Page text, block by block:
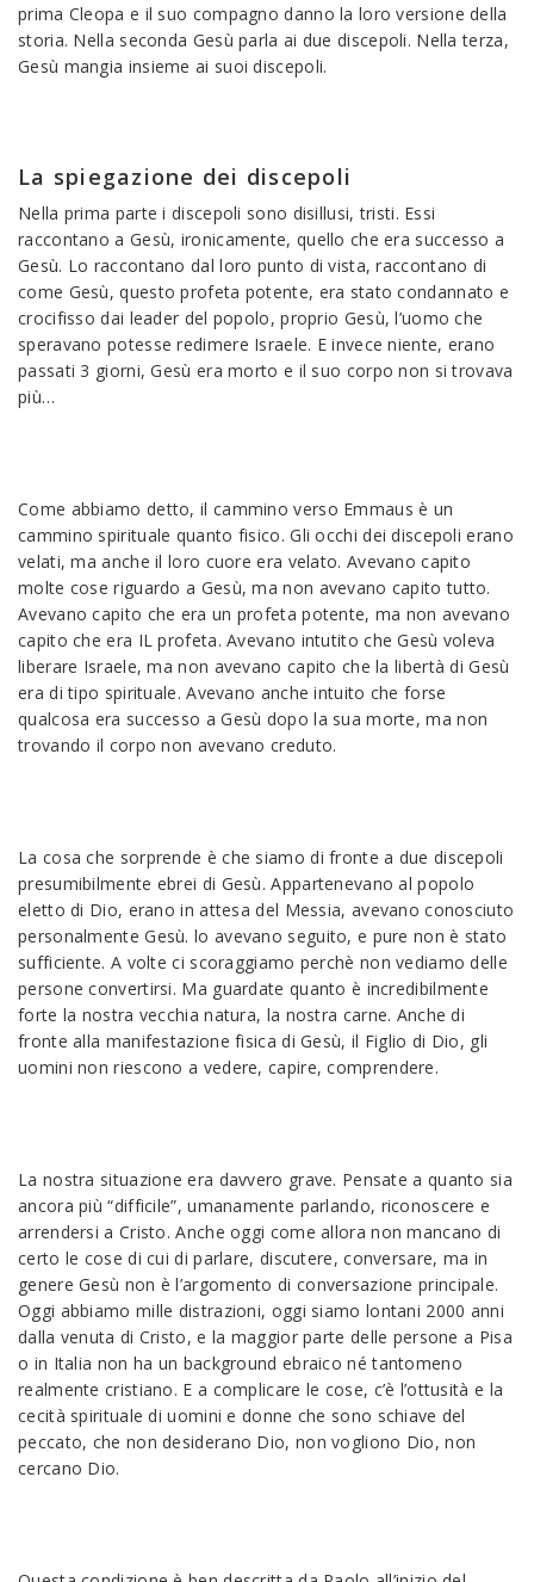
prima Cleopa e il suo compagno danno la loro versione della
storia. Nella seconda Gesù parla ai due discepoli. Nella terza,
Gesù mangia insieme ai suoi discepoli.
La spiegazione dei discepoli
Nella prima parte i discepoli sono disillusi, tristi. Essi
raccontano a Gesù, ironicamente, quello che era successo a
Gesù. Lo raccontano dal loro punto di vista, raccontano di
come Gesù, questo profeta potente, era stato condannato e
crocifisso dai leader del popolo, proprio Gesù, l’uomo che
speravano potesse redimere Israele. E invece niente, erano
passati 3 giorni, Gesù era morto e il suo corpo non si trovava
più…
Come abbiamo detto, il cammino verso Emmaus è un
cammino spirituale quanto fisico. Gli occhi dei discepoli erano
velati, ma anche il loro cuore era velato. Avevano capito
molte cose riguardo a Gesù, ma non avevano capito tutto.
Avevano capito che era un profeta potente, ma non avevano
capito che era IL profeta. Avevano intutito che Gesù voleva
liberare Israele, ma non avevano capito che la libertà di Gesù
era di tipo spirituale. Avevano anche intuito che forse
qualcosa era successo a Gesù dopo la sua morte, ma non
trovando il corpo non avevano creduto.
La cosa che sorprende è che siamo di fronte a due discepoli
presumibilmente ebrei di Gesù. Appartenevano al popolo
eletto di Dio, erano in attesa del Messia, avevano conosciuto
personalmente Gesù. lo avevano seguito, e pure non è stato
sufficiente. A volte ci scoraggiamo perchè non vediamo delle
persone convertirsi. Ma guardate quanto è incredibilmente
forte la nostra vecchia natura, la nostra carne. Anche di
fronte alla manifestazione fisica di Gesù, il Figlio di Dio, gli
uomini non riescono a vedere, capire, comprendere.
La nostra situazione era davvero grave. Pensate a quanto sia
ancora più “difficile”, umanamente parlando, riconoscere e
arrendersi a Cristo. Anche oggi come allora non mancano di
certo le cose di cui di parlare, discutere, conversare, ma in
genere Gesù non è l’argomento di conversazione principale.
Oggi abbiamo mille distrazioni, oggi siamo lontani 2000 anni
dalla venuta di Cristo, e la maggior parte delle persone a Pisa
o in Italia non ha un background ebraico né tantomeno
realmente cristiano. E a complicare le cose, c’è l’ottusità e la
cecità spirituale di uomini e donne che sono schiave del
peccato, che non desiderano Dio, non vogliono Dio, non
cercano Dio.